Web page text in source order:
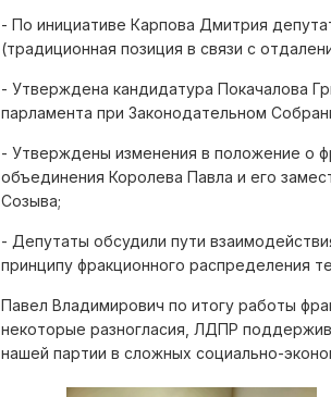
- По инициативе Карпова Дмитрия
(традиционная позиция в связи с
- Утверждена кандидатура Покачалова
парламента при Законодательном
- Утверждены изменения в положение о
объединения Королева Павла и его
Созыва;
- Депутаты обсудили пути
принципу фракционного распределения
Павел Владимирович по итогу работы
некоторые разногласия, ЛДПР
нашей партии в сложных социально-